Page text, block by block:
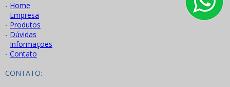
- Home
- Empresa
- Produtos
- Dúvidas
- Informações
- Contato
CONTATO: